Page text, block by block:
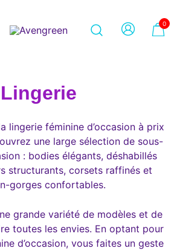
0
Lingerie
lingerie féminine d’occasion à prix
une large sélection de sous-
: bodies élégants, déshabillés
structurants, corsets raffinés et
gorges confortables.
grande variété de modèles et de
toutes les envies. En optant pour
d’occasion, vous faites un geste